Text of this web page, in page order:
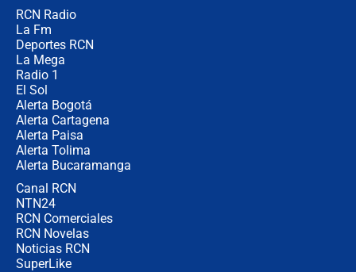
RCN Radio
La Fm
Deportes RCN
La Mega
Radio 1
El Sol
Alerta Bogotá
Alerta Cartagena
Alerta Paisa
Alerta Tolima
Alerta Bucaramanga
Canal RCN
NTN24
RCN Comerciales
RCN Novelas
Noticias RCN
SuperLike